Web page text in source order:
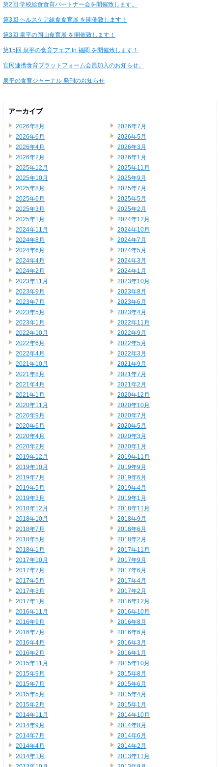
第2回 学校給食食育パートナー会を開催致します。
第3回 ヘルスケア給食食育展 を開催致します！
第3回 泉平の岡山食育展 を開催致します！
第15回 泉平の食育フェア In 福岡 を開催致します！
官民連携食育プラットフォーム会員加入のお知らせ。
泉平の食育ジャーナル 発刊のお知らせ
アーカイブ
2026年8月
2026年7月
2026年6月
2026年5月
2026年4月
2026年3月
2026年2月
2026年1月
2025年12月
2025年11月
2025年10月
2025年9月
2025年8月
2025年7月
2025年6月
2025年5月
2025年3月
2025年2月
2025年1月
2024年12月
2024年11月
2024年10月
2024年8月
2024年7月
2024年6月
2024年5月
2024年4月
2024年3月
2024年2月
2024年1月
2023年11月
2023年10月
2023年9月
2023年8月
2023年7月
2023年6月
2023年5月
2023年4月
2023年1月
2022年11月
2022年10月
2022年9月
2022年6月
2022年5月
2022年4月
2022年3月
2021年10月
2021年9月
2021年8月
2021年7月
2021年4月
2021年2月
2021年1月
2020年12月
2020年11月
2020年10月
2020年9月
2020年7月
2020年6月
2020年5月
2020年4月
2020年3月
2020年2月
2020年1月
2019年12月
2019年11月
2019年10月
2019年9月
2019年7月
2019年6月
2019年5月
2019年4月
2019年3月
2019年1月
2018年12月
2018年11月
2018年10月
2018年9月
2018年7月
2018年6月
2018年5月
2018年2月
2018年1月
2017年11月
2017年10月
2017年9月
2017年7月
2017年6月
2017年5月
2017年4月
2017年3月
2017年2月
2017年1月
2016年12月
2016年11月
2016年10月
2016年9月
2016年8月
2016年7月
2016年6月
2016年4月
2016年3月
2016年2月
2016年1月
2015年11月
2015年10月
2015年9月
2015年8月
2015年7月
2015年6月
2015年5月
2015年4月
2015年2月
2015年1月
2014年11月
2014年10月
2014年9月
2014年8月
2014年7月
2014年6月
2014年4月
2014年2月
2014年1月
2013年11月